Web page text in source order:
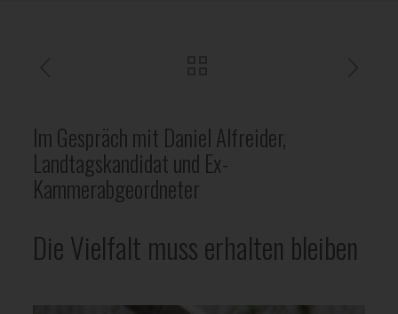
Im Gespräch mit Daniel Alfreider,
Landtagskandidat und Ex-
Kammerabgeordneter
Die Vielfalt muss erhalten bleiben